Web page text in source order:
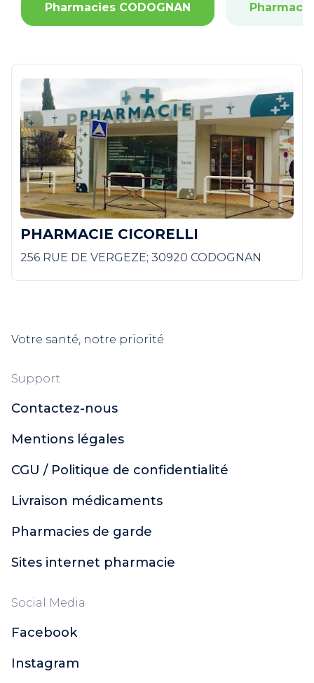
Pharmacies CODOGNAN
PHARMACIE CICORELLI
256 RUE DE VERGEZE; 30920 CODOGNAN
Votre santé, notre priorité
Support
Contactez-nous
Mentions légales
CGU / Politique de confidentialité
Livraison médicaments
Pharmacies de garde
Sites internet pharmacie
Social Media
Facebook
Instagram